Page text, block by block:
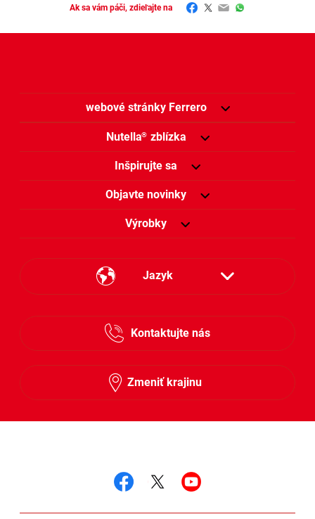
Ak sa vám páči, zdieľajte na Facebook
Twitter
EmailWhatsApp
webové stránky Ferrero
Nutella® zblízka
Inšpirujte sa
Objavte novinky
Výrobky
Jazyk
Česky
Kontaktujte nás
Zmeniť krajinu